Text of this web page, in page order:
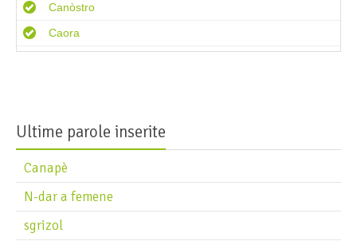
Canòstro
Caora
Casèla
Casèra
Castròn
Catar
Catàr
Ultime parole inserite
Canapè
N-dar a femene
sgrizol